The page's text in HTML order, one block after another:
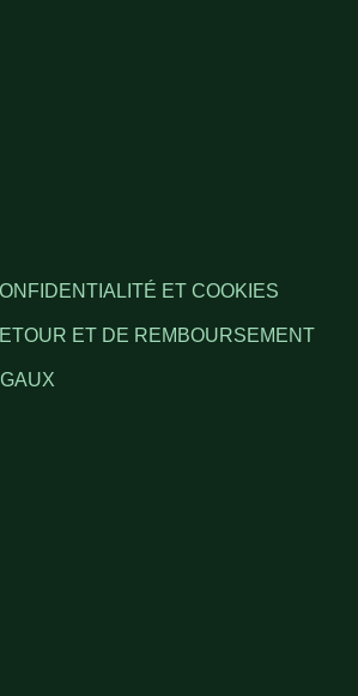
ET COOKIES
ET DE REMBOURSEMENT